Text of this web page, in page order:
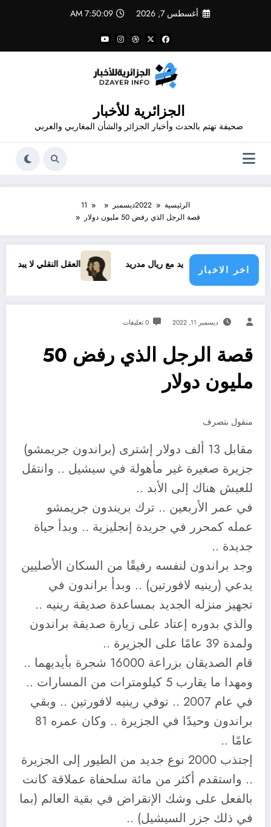
أغسطس 7, 2026 7:50:09 AM
الجزائرية للأخبار
صحيفة تهتم بالحدث وأخبار الجزائر والشأن المغاربي والعربي
الرئيسية 2022ديسمبر
11
قصة الرجل الذي رفض 50 مليون دولار
اخر الاخبار
الجديد مع ريال مدريد العقل النقلي لا يبدع حتى في
ديسمبر 11, 2022 0 تعليقات
قصة الرجل الذي رفض 50
مليون دولار
منقول بتصرف
مقابل 13 ألف دولار إشترى (براندون جريمشو)
جزيرة صغيرة غير مأهولة في سيشيل .. وانتقل
للعيش هناك إلى الأبد ..
في عمر الأربعين .. ترك بريندون جريمشو
عمله كمحرر في جريدة إنجليزية .. وبدأ حياة
جديدة .. ⠀
وجد براندون لنفسه رفيقًا من السكان الأصليين
يدعي (رينيه لافورتين) .. وبدأ براندون في
تجهيز منزله الجديد بمساعدة صديقة رينيه ..
والذي بدوره إعتاد على زيارة صديقة براندون
ولمدة 39 عامًا على الجزيرة ..
قام الصديقان بزراعة 16000 شجرة بأيديهما ..
ومهدا ما يقارب 5 كيلومترات من المسارات ..
في عام 2007 .. توفي رينيه لافورتين .. وبقي
براندون وحيدًا في الجزيرة .. وكان عمره 81
عامًا ..
إجتذب 2000 نوع جديد من الطيور إلى الجزيرة
.. واستقدم أكثر من مائة سلحفاة عملاقة كانت
بالفعل على وشك الإنقراض في بقية العالم (بما
في ذلك جزر السيشيل) ..